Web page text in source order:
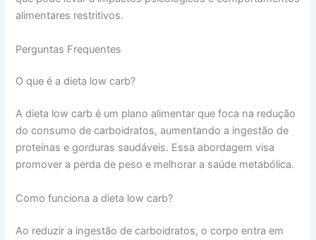
alimentares restritivos.
Perguntas Frequentes
O que é a dieta low carb?
A dieta low carb é um plano alimentar que foca na redução
do consumo de carboidratos, aumentando a ingestão de
proteínas e gorduras saudáveis. Essa abordagem visa
promover a perda de peso e melhorar a saúde metabólica.
Como funciona a dieta low carb?
Ao reduzir a ingestão de carboidratos, o corpo entra em